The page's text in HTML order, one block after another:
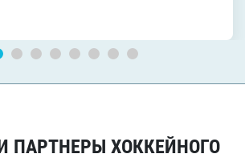
ПАРТНЕРЫ ХОККЕЙНОГО